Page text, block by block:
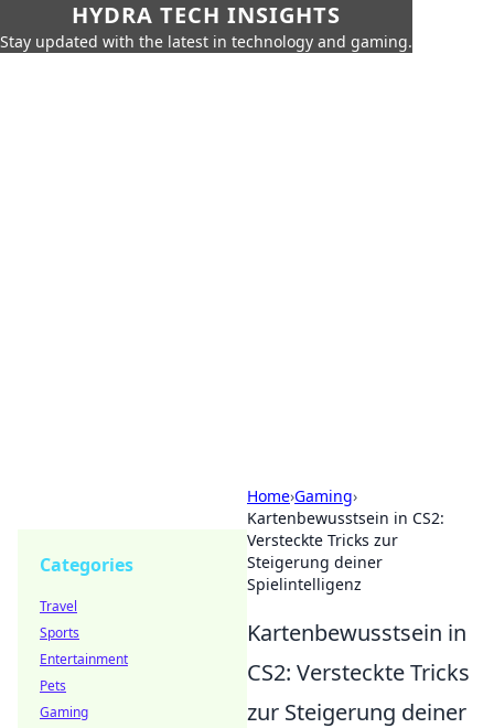
HYDRA TECH INSIGHTS
Stay updated with the latest in technology and gaming.
Home›Gaming›
Kartenbewusstsein in CS2:
Versteckte Tricks zur
Steigerung deiner
Spielintelligenz
Kartenbewusstsein in
CS2: Versteckte Tricks
zur Steigerung deiner
Categories
Travel
Sports
Entertainment
Pets
Gaming